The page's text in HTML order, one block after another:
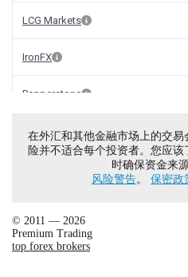
在外汇和其他金融市场上的交
险并不适合每个投资者。您应
时确保资金来
风险警告。 保密政
© 2011 — 2026
Premium Trading
top forex brokers